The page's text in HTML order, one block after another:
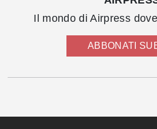
Il mondo di Airpress
ABBONATI